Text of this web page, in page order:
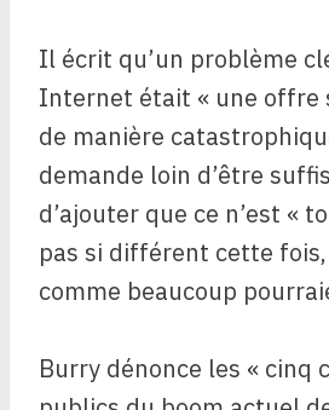
Il écrit qu’un problème
Internet était « une offre
de manière
demande loin d’être
d’ajouter que ce n’est «
pas si différent cette fois,
comme beaucoup
Burry dénonce les « cinq